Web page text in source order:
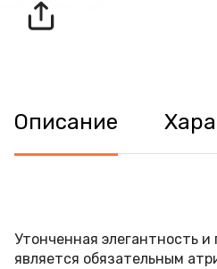
Описание
Утонченная элегантность
является обязательным